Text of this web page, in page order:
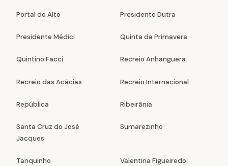
Portal do Alto Presidente Dutra
Presidente Médici Quinta da Primavera
Quintino Facci Recreio Anhanguera
Recreio das Acácias Recreio Internacional
República Ribeirânia
Santa Cruz do José
Jacques
Sumarezinho
Tanquinho Valentina Figueiredo